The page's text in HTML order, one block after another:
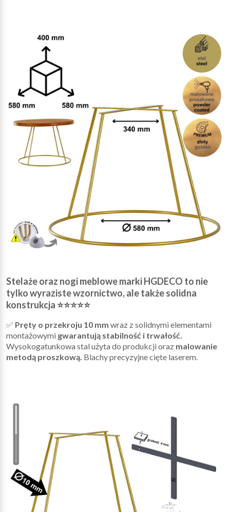
Stelaże oraz nogi meblowe marki HGDECO to nie
tylko wyraziste wzornictwo, ale także solidna
konstrukcja ⭐⭐⭐⭐⭐
✅ Pręty o przekroju 10 mm wraz z solidnymi elementami
montażowymi gwarantują stabilność i trwałość.
Wysokogatunkowa stal użyta do produkcji oraz malowanie
metodą proszkową. Blachy precyzyjne cięte laserem.